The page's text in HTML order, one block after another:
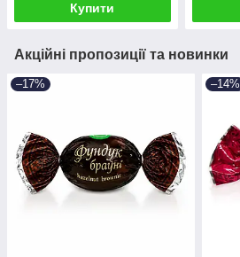
Купити
Акційні пропозиції та новинки
–17% –14%